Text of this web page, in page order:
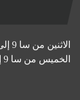
الاثنين من سا 9 إلى سا 15 و 30 د
الخميس من سا 9 إلى سا 12